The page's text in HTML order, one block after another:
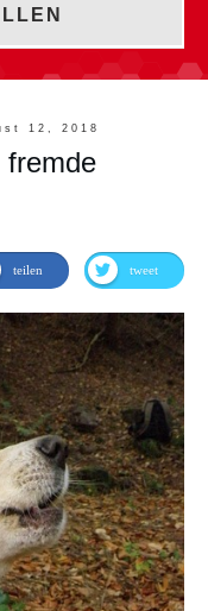
12, 2018
fremde
teilen tweet